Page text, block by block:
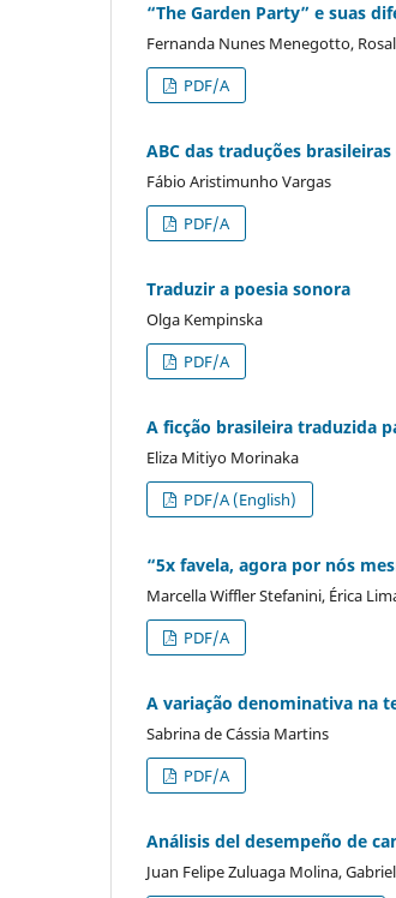
“The Garden Party” e suas
Fernanda Nunes Menegotto,
PDF/A
ABC das traduções
Fábio Aristimunho Vargas
PDF/A
Traduzir a poesia sonora
Olga Kempinska
PDF/A
A ficção brasileira traduzida
Eliza Mitiyo Morinaka
PDF/A (English)
“5x favela, agora por nós
Marcella Wiffler Stefanini, Érica
PDF/A
A variação denominativa na
Sabrina de Cássia Martins
PDF/A
Análisis del desempeño de
Juan Felipe Zuluaga Molina,